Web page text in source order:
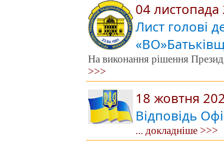
04 листопада
Лист голові
На виконання рішення
>>>
18 жовтня
Відповідь
... докладніше >>>